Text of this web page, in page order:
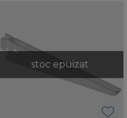
stoc epuizat